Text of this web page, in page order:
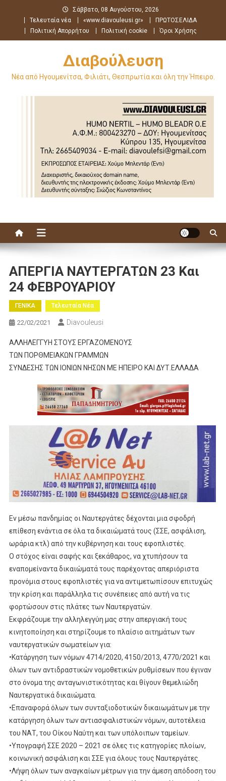
περιεχόμενο
Σάββατο, 08 Αυγούστου, 2026
Τελευταία νέα
«www.diavouleusi.gr»
ΠΡΩΤΟΣΕΛΙΔΑ
Πολιτική Απορρήτου
Πολιτική cookie Όροι Χρήσης
Διαβούλευση
Νέα από Ηγουμενίτσα, Φιλιάτι, Θεσπρωτία και όλη την Ήπειρο.
ΑΠΕΡΓΙΑ ΝΑΥΤΕΡΓΑΤΩΝ 23 Και
24 ΦΕΒΡΟΥΑΡΙΟΥ
ΓΕΝΙΚΑ Τελευταία Νέα
22/02/2021 Diavouleusi
ΑΛΛΗΛΕΓΓΥΗ ΣΤΟΥΣ ΕΡΓΑΖΟΜΕΝΟΥΣ
ΤΩΝ ΠΟΡΘΜΕΙΑΚΩΝ ΓΡΑΜΜΩΝ
ΣΥΝΔΕΣΗΣ ΤΩΝ ΙΟΝΙΩΝ ΝΗΣΩΝ ΜΕ ΗΠΕΙΡΟ ΚΑΙ ΔΥΤ.ΕΛΛΑΔΑ
Εν μέσω πανδημίας οι Ναυτεργάτες δέχονται μια σφοδρή
επίθεση ενάντια σε όλα τα δικαιώματά τους (ΣΣΕ, ασφάλιση,
ωράρια κτλ) από την κυβέρνηση και τους εφοπλιστές.
Ο στόχος είναι σαφής και ξεκάθαρος, να χτυπήσουν τα
εναπομείναντα δικαιώματά τους παρέχοντας απεριόριστα
προνόμια στους εφοπλιστές για να αντιμετωπίσουν επιτυχώς
την κρίση και παράλληλα τις συνέπειες από αυτή να τις
φορτώσουν στις πλάτες των Ναυτεργατών.
Εκφράζουμε την αλληλεγγύη μας στην απεργιακή τους
κινητοποίηση και στηρίζουμε το πλαίσιο αιτημάτων των
ναυτεργατικών σωματείων για:
•Κατάργηση των νόμων 4714/2020, 4150/2013, 4770/2021 και
όλων των αντιδραστικών νομοθετικών ρυθμίσεων που έγιναν
στο όνομα της ανταγωνιστικότητας και θίγουν θεμελιώδη
Ναυτεργατικά δικαιώματα.
•Επαναφορά όλων των συνταξιοδοτικών δικαιωμάτων με την
κατάργηση όλων των αντιασφαλιστικών νόμων, αυτοτέλεια
του ΝΑΤ, του Οίκου Ναύτη και των υπόλοιπων ταμείων.
•Υπογραφή ΣΣΕ 2020 – 2021 σε όλες τις κατηγορίες πλοίων,
κοινωνική ασφάλιση και ΣΣΕ για όλους τους Ναυτεργάτες.
•Λήψη όλων των αναγκαίων μέτρων για την άμεση απόδοση του